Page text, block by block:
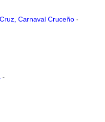
Carnaval Cruceño -
-